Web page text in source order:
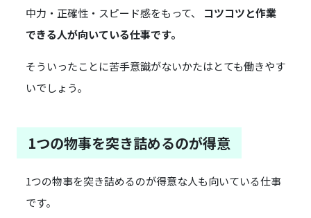
中力・正確性・スピード感をもって、
コツコツと作業
できる人が向いている仕事です。
そういったことに苦手意識がないかたはとても働きやす
いでしょう。
1つの物事を突き詰めるのが得意
1つの物事を突き詰めるのが得意な人も向いている仕事
です。